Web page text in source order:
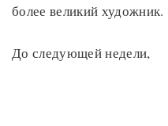
более великий художник.
До следующей недели,